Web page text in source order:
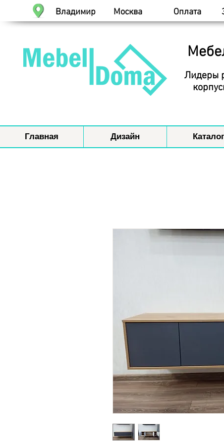
Владимир Москва Оплата
Лидеры
Главная Дизайн Каталог